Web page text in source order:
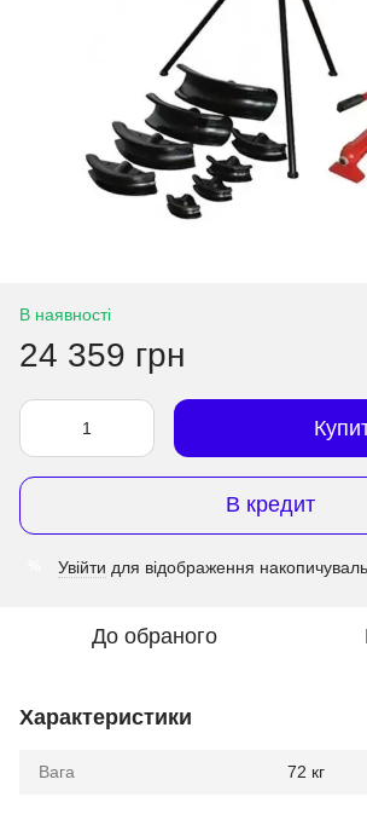
В наявності
24 359 грн
В кредит
Увійти для відображення
До обраного
Характеристики
Вага 72 кг